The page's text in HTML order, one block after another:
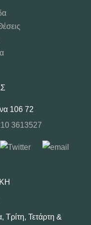
106 72
3613527
Τρίτη, Τετάρτη &